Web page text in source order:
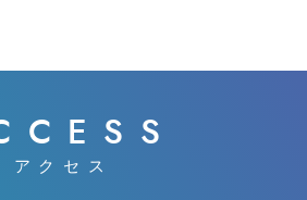
アクセス